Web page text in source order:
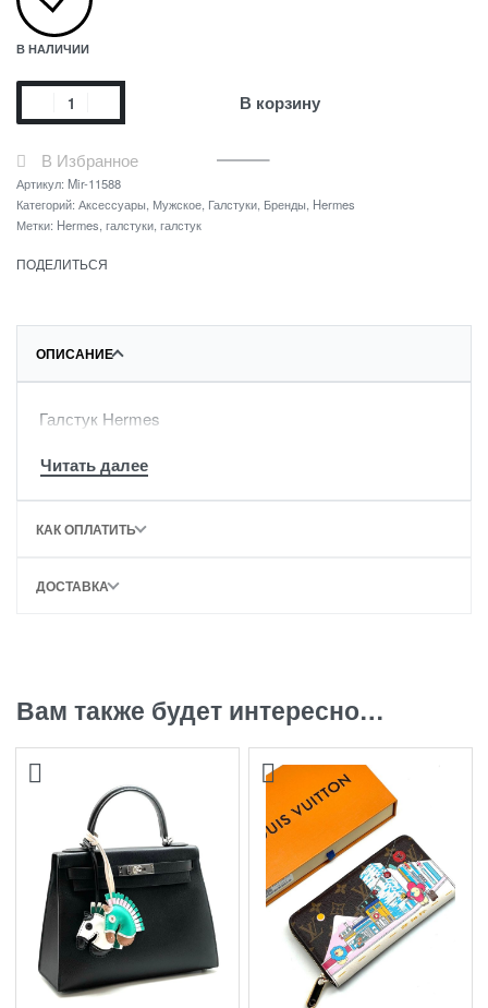
В НАЛИЧИИ
В корзину
В Избранное
Артикул: Mir-11588
Категорий: Аксессуары, Мужское, Галстуки, Бренды, Hermes
Метки: Hermes, галстуки, галстук
ПОДЕЛИТЬСЯ
ОПИСАНИЕ
Галстук Hermes
КАК ОПЛАТИТЬ
ДОСТАВКА
Вам также будет интересно…